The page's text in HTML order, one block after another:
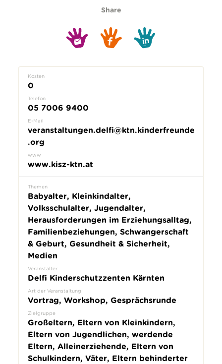
Share
Kosten
0
Telefon
05 7006 9400
E-Mail
veranstaltungen.delfi@ktn.kinderfreunde
.org
www
www.kisz-ktn.at
Themen
Babyalter, Kleinkindalter,
Volksschulalter, Jugendalter,
Herausforderungen im Erziehungsalltag,
Familienbeziehungen, Schwangerschaft
& Geburt, Gesundheit & Sicherheit,
Medien
Veranstalter
Delfi Kinderschutzzenten Kärnten
Art der Veranstaltung
Vortrag, Workshop, Gesprächsrunde
Zielgruppe
Großeltern, Eltern von Kleinkindern,
Eltern von Jugendlichen, werdende
Eltern, Alleinerziehende, Eltern von
Schulkindern, Väter, Eltern behinderter